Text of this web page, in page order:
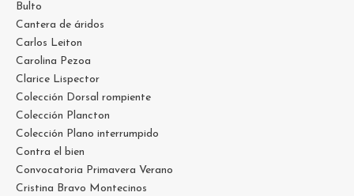
Bulto
Cantera de áridos
Carlos Leiton
Carolina Pezoa
Clarice Lispector
Colección Dorsal rompiente
Colección Plancton
Colección Plano interrumpido
Contra el bien
Convocatoria Primavera Verano
Cristina Bravo Montecinos